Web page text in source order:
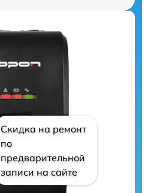
Скидка на ремонт
по
предварительной
записи на сайте